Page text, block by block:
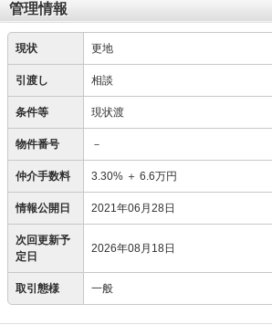
管理情報
現状 更地
引渡し 相談
条件等 現状渡
物件番号 －
仲介手数料 3.30% ＋ 6.6万円
情報公開日 2021年06月28日
次回更新予
定日
2026年08月18日
取引態様 一般